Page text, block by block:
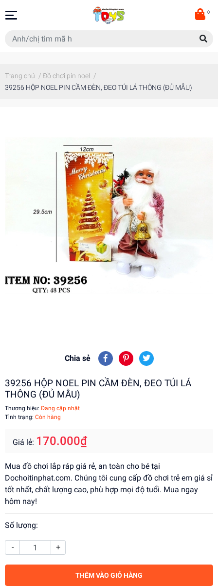
0
Trang chủ / Đồ chơi pin noel /
39256 HỘP NOEL PIN CẦM ĐÈN, ĐEO TÚI LÁ THÔNG (ĐỦ MẪU)
Chia sẻ
39256 HỘP NOEL PIN CẦM ĐÈN, ĐEO TÚI LÁ
THÔNG (ĐỦ MẪU)
Thương hiệu: Đang cập nhật
Tình trạng: Còn hàng
Giá lẻ: 170.000₫
Mua đồ chơi lắp ráp giá rẻ, an toàn cho bé tại
Dochoitinphat.com. Chúng tôi cung cấp đồ chơi trẻ em giá sỉ
tốt nhất, chất lượng cao, phù hợp mọi độ tuổi. Mua ngay
hôm nay!
Số lượng:
- +
THÊM VÀO GIỎ HÀNG